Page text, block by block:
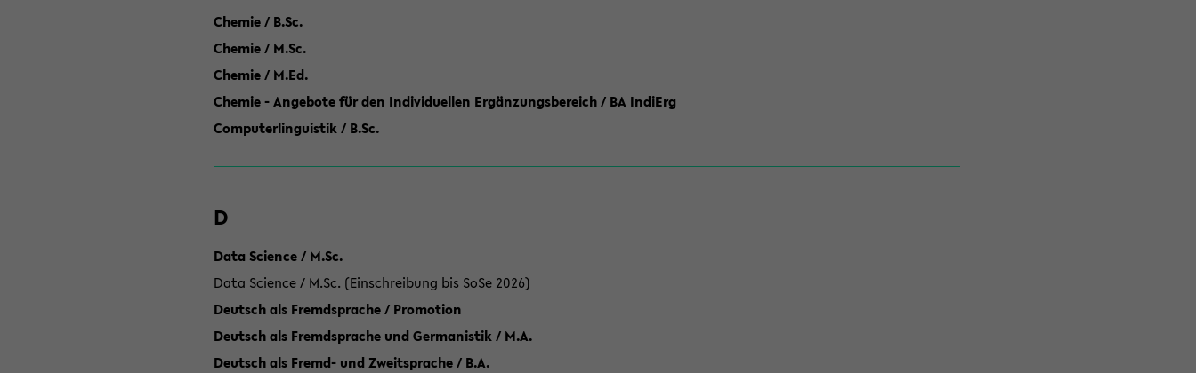
Chemie / B.Sc.
Chemie / M.Sc.
Chemie / M.Ed.
Chemie - Angebote für den Individuellen Ergänzungsbereich / BA IndiErg
Computerlinguistik / B.Sc.
D
Data Science / M.Sc.
Data Science / M.Sc. (Einschreibung bis SoSe 2026)
Deutsch als Fremdsprache / Promotion
Deutsch als Fremdsprache und Germanistik / M.A.
Deutsch als Fremd- und Zweitsprache / B.A.